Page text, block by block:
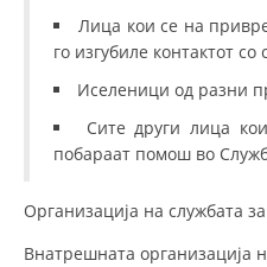
Лица кои се на
го изгубиле контактот со
Иселеници од разни
Сите други лица
побараат помош во
Организација на службата
Внатрешната организација